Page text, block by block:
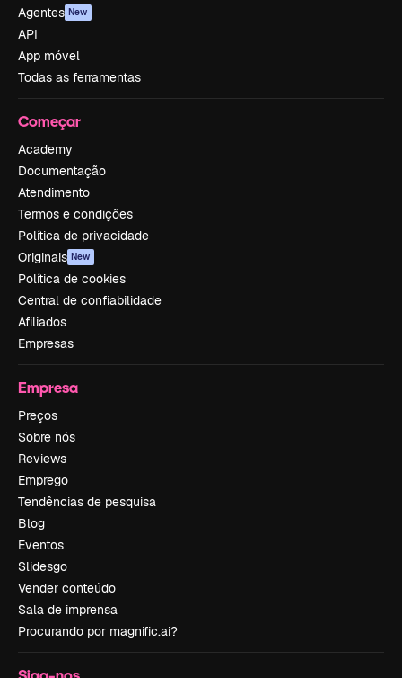
Agentes New
API
App móvel
Todas as ferramentas
Começar
Academy
Documentação
Atendimento
Termos e condições
Política de privacidade
Originais New
Política de cookies
Central de confiabilidade
Afiliados
Empresas
Empresa
Preços
Sobre nós
Reviews
Emprego
Tendências de pesquisa
Blog
Eventos
Slidesgo
Vender conteúdo
Sala de imprensa
Procurando por magnific.ai?